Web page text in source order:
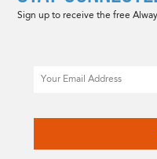
Sign up to receive the free